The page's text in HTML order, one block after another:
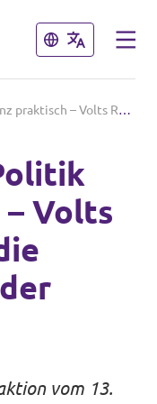
Schließen
Schließen
Neue Art der Politik ganz praktisch – Volts Rückblick auf die letzte Sitzung der Stavo
Volts
vom 13.